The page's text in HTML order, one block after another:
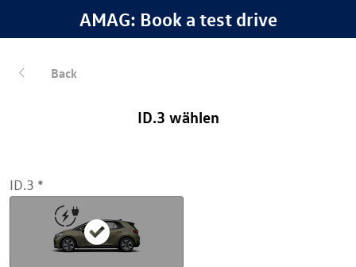
AMAG: Book a test drive
Back
ID.3 wählen
ID.3